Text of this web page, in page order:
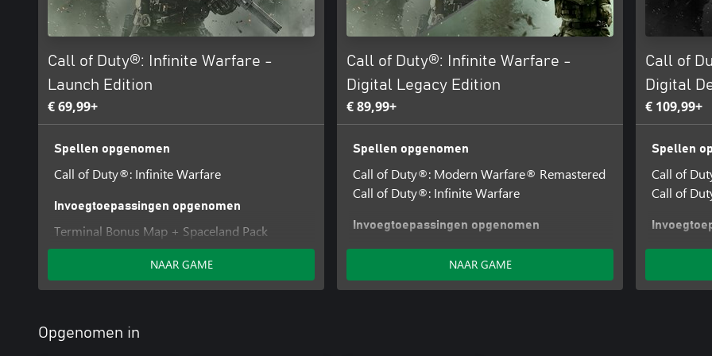
Call of Duty®: Infinite Warfare -
Launch Edition
€ 69,99+
Spellen opgenomen
Call of Duty®: Infinite Warfare
Invoegtoepassingen opgenomen
Terminal Bonus Map + Spaceland Pack
NAAR GAME
Call of Duty®: Infinite Warfare -
Digital Legacy Edition
€ 89,99+
Spellen opgenomen
Call of Duty®: Modern Warfare® Remastered
Call of Duty®: Infinite Warfare
Invoegtoepassingen opgenomen
Terminal Bonus Map + Spaceland Pack
NAAR GAME
Call of
Digital
€ 109,99+
Spellen
Call of
Call of
Call of
Terminal
Call of
Opgenomen in